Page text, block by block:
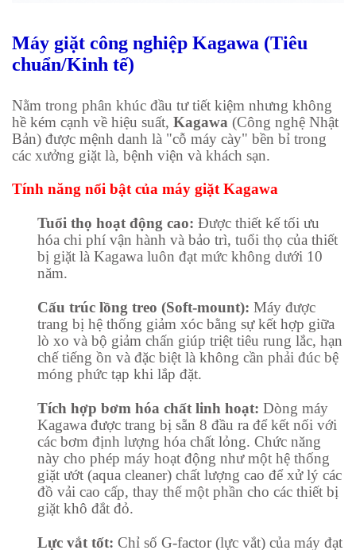
Máy giặt công nghiệp Kagawa (Tiêu
chuẩn/Kinh tế)
Nằm trong phân khúc đầu tư tiết kiệm nhưng không
hề kém cạnh về hiệu suất, Kagawa (Công nghệ Nhật
Bản) được mệnh danh là "cỗ máy cày" bền bỉ trong
các xưởng giặt là, bệnh viện và khách sạn.
Tính năng nổi bật của máy giặt Kagawa
Tuổi thọ hoạt động cao: Được thiết kế tối ưu
hóa chi phí vận hành và bảo trì, tuổi thọ của thiết
bị giặt là Kagawa luôn đạt mức không dưới 10
năm.
Cấu trúc lồng treo (Soft-mount): Máy được
trang bị hệ thống giảm xóc bằng sự kết hợp giữa
lò xo và bộ giảm chấn giúp triệt tiêu rung lắc, hạn
chế tiếng ồn và đặc biệt là không cần phải đúc bệ
móng phức tạp khi lắp đặt.
Tích hợp bơm hóa chất linh hoạt: Dòng máy
Kagawa được trang bị sẵn 8 đầu ra để kết nối với
các bơm định lượng hóa chất lỏng. Chức năng
này cho phép máy hoạt động như một hệ thống
giặt ướt (aqua cleaner) chất lượng cao để xử lý các
đồ vải cao cấp, thay thế một phần cho các thiết bị
giặt khô đắt đỏ.
Lực vắt tốt: Chỉ số G-factor (lực vắt) của máy đạt